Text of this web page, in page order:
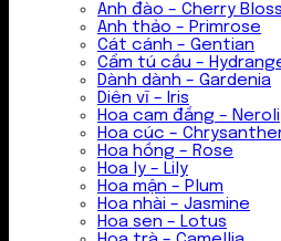
Anh đào – Cherry
Anh thảo – Primrose
Cát cánh – Gentian
Cẩm tú cầu –
Dành dành – Gardenia
Diên vĩ – Iris
Hoa cam đắng – Neroli
Hoa cúc –
Hoa hồng – Rose
Hoa ly – Lily
Hoa mận – Plum
Hoa nhài – Jasmine
Hoa sen – Lotus